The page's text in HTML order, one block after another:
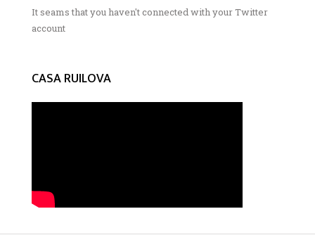
It seams that you haven't connected with your Twitter
account
CASA RUILOVA